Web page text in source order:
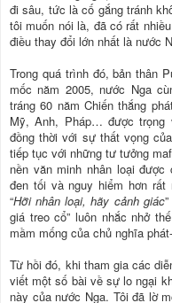
đi sâu, tức là cố gắng tránh
tôi muốn nói là, đã có rất
điều thay đổi lớn nhất là nước
Trong quá trình đó, bản thân
mốc năm 2005, nước Nga
tráng 60 năm Chiến thắng
Mỹ, Anh, Pháp… được trọng
đồng thời với sự thất vọng
tiếp tục với những tư tưởng
nền văn minh nhân loại
đen tối và nguy hiểm hơn
“Hỡi nhân loại, hãy cảnh giác
giá treo cổ” luôn nhắc nhở
mầm mống của chủ nghĩa
Từ hồi đó, khi tham gia các
viết một số bài về sự lo ngại
này của nước Nga. Tôi đã lờ